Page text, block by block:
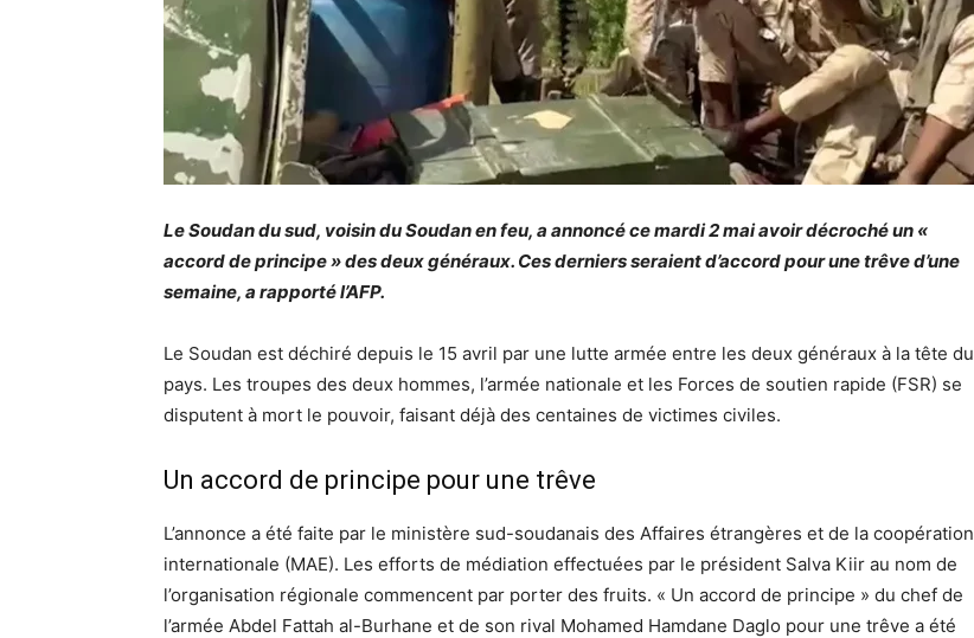
Le Soudan du sud, voisin du Soudan en feu, a annoncé ce mardi 2 mai avoir décroché un «
accord de principe » des deux généraux. Ces derniers seraient d’accord pour une trêve d’une
semaine, a rapporté l’AFP.
Le Soudan est déchiré depuis le 15 avril par une lutte armée entre les deux généraux à la tête du
pays. Les troupes des deux hommes, l’armée nationale et les Forces de soutien rapide (FSR) se
disputent à mort le pouvoir, faisant déjà des centaines de victimes civiles.
Un accord de principe pour une trêve
L’annonce a été faite par le ministère sud-soudanais des Affaires étrangères et de la coopération
internationale (MAE). Les efforts de médiation effectuées par le président Salva Kiir au nom de
l’organisation régionale commencent par porter des fruits. « Un accord de principe » du chef de
l’armée Abdel Fattah al-Burhane et de son rival Mohamed Hamdane Daglo pour une trêve a été